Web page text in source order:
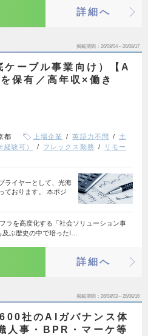
詳細へ
掲載期間 26/08/04～26/08/17
ケーブル事業向け）【A
保有／高年収×働き
都 上場企業 英語力不問
土
経験可） フレックス勤務
リモー
ライヤーとして、光海
ております。 本ポジ
ラを高度化する「社会ソリューション事
ぶ歴史の中で培ったI…
詳細へ
掲載期間 26/08/03～26/08/16
社のAIガバナンス体
人事・BPR・マーケ等